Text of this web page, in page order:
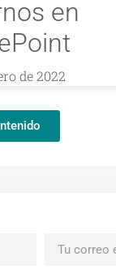
en
de 2022